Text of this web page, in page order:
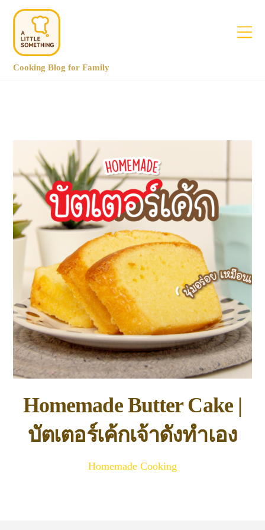
Cooking Blog for Family
Homemade Butter Cake |
บัตเตอร์เค้กเจ้าดังทำเอง
Homemade Cooking